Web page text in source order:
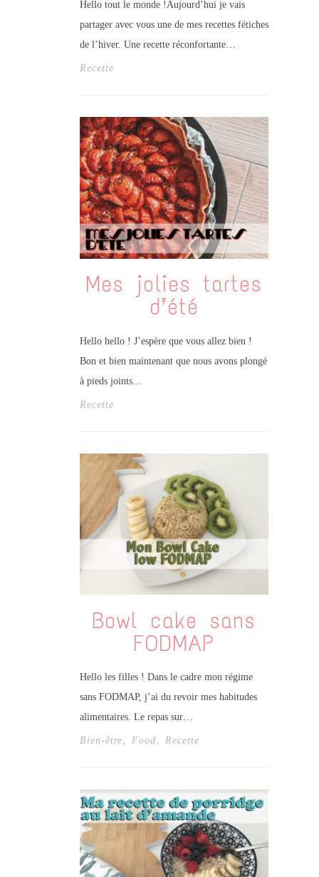
Hello tout le monde !Aujourd’hui je vais
partager avec vous une de mes recettes fétiches
de l’hiver. Une recette réconfortante…
Recette
Mes jolies tartes
d’été
Hello hello ! J’espère que vous allez bien !
Bon et bien maintenant que nous avons plongé
à pieds joints…
Recette
Bowl cake sans
FODMAP
Hello les filles ! Dans le cadre mon régime
sans FODMAP, j’ai du revoir mes habitudes
alimentaires. Le repas sur…
Bien-être, Food, Recette